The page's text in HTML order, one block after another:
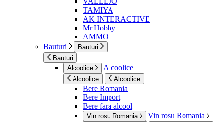
TAMIYA
AK INTERACTIVE
Mr.Hobby
AMMO
Bauturi
Bauturi
Bauturi
Alcoolice
Alcoolice
Alcoolice Alcoolice
Bere Romania
Bere Import
Bere fara alcool
Vin rosu Romania Vin rosu Romania